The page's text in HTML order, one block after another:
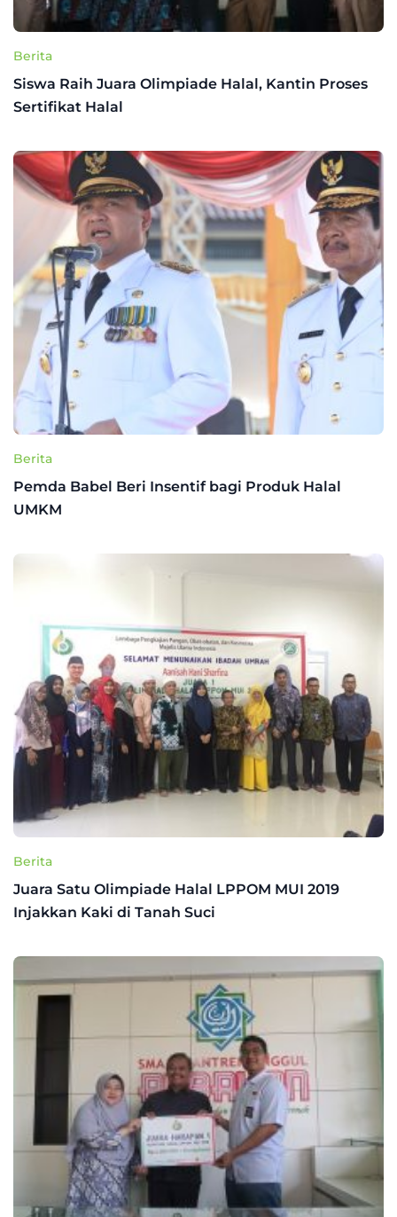
Berita
Siswa Raih Juara Olimpiade Halal, Kantin Proses
Sertifikat Halal
Berita
Pemda Babel Beri Insentif bagi Produk Halal
UMKM
Berita
Juara Satu Olimpiade Halal LPPOM MUI 2019
Injakkan Kaki di Tanah Suci